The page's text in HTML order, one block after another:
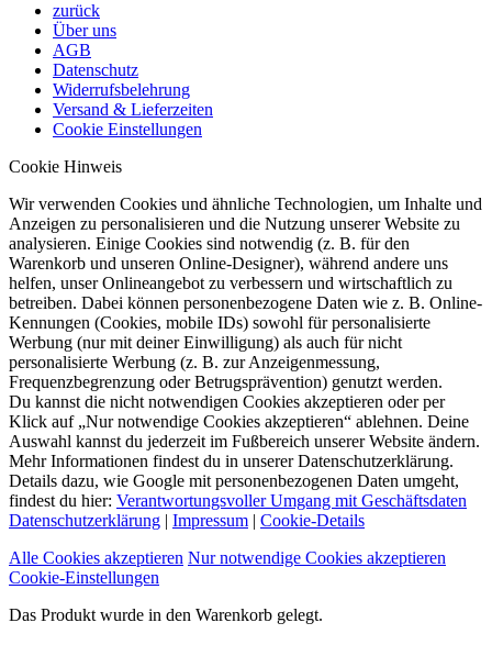
zurück
Über uns
AGB
Datenschutz
Widerrufsbelehrung
Versand & Lieferzeiten
Cookie Einstellungen
Cookie Hinweis
Wir verwenden Cookies und ähnliche Technologien, um Inhalte und
Anzeigen zu personalisieren und die Nutzung unserer Website zu
analysieren. Einige Cookies sind notwendig (z. B. für den
Warenkorb und unseren Online-Designer), während andere uns
helfen, unser Onlineangebot zu verbessern und wirtschaftlich zu
betreiben. Dabei können personenbezogene Daten wie z. B. Online-
Kennungen (Cookies, mobile IDs) sowohl für personalisierte
Werbung (nur mit deiner Einwilligung) als auch für nicht
personalisierte Werbung (z. B. zur Anzeigenmessung,
Frequenzbegrenzung oder Betrugsprävention) genutzt werden.
Du kannst die nicht notwendigen Cookies akzeptieren oder per
Klick auf „Nur notwendige Cookies akzeptieren“ ablehnen. Deine
Auswahl kannst du jederzeit im Fußbereich unserer Website ändern.
Mehr Informationen findest du in unserer Datenschutzerklärung.
Details dazu, wie Google mit personenbezogenen Daten umgeht,
findest du hier: Verantwortungsvoller Umgang mit Geschäftsdaten
Datenschutzerklärung | Impressum | Cookie-Details
Alle Cookies akzeptieren Nur notwendige Cookies akzeptieren
Cookie-Einstellungen
Das Produkt wurde in den Warenkorb gelegt.